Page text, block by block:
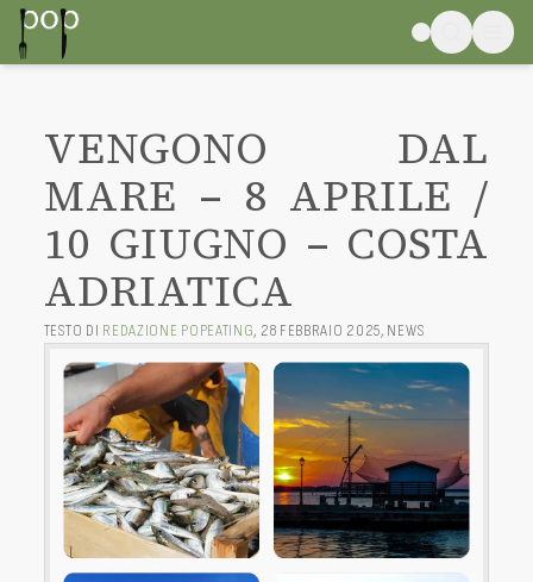
VENGONO DAL
MARE – 8 APRILE /
10 GIUGNO – COSTA
ADRIATICA
TESTO DI REDAZIONE POPEATING, 28 FEBBRAIO 2025, NEWS